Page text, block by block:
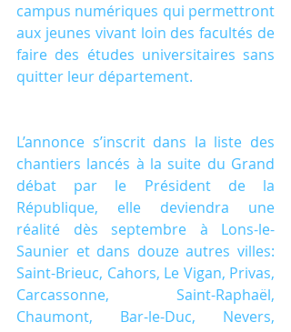
campus numériques qui permettront
aux jeunes vivant loin des facultés de
faire des études universitaires sans
quitter leur département.
L’annonce s’inscrit dans la liste des
chantiers lancés à la suite du Grand
débat par le Président de la
République, elle deviendra une
réalité dès septembre à Lons-le-
Saunier et dans douze autres villes:
Saint-Brieuc, Cahors, Le Vigan, Privas,
Carcassonne, Saint-Raphaël,
Chaumont, Bar-le-Duc, Nevers,